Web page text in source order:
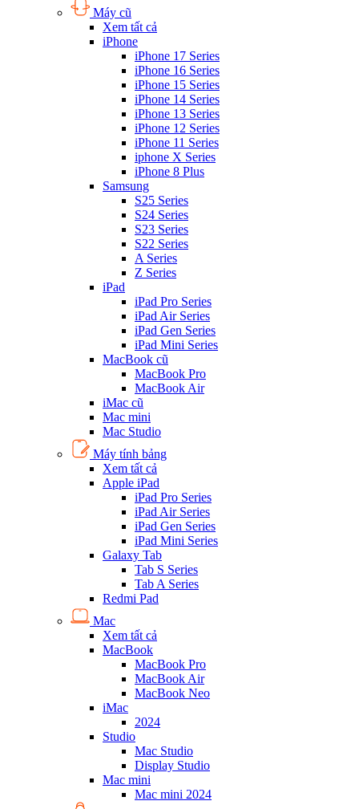
Máy cũ
Xem tất cả
iPhone
iPhone 17 Series
iPhone 16 Series
iPhone 15 Series
iPhone 14 Series
iPhone 13 Series
iPhone 12 Series
iPhone 11 Series
iphone X Series
iPhone 8 Plus
Samsung
S25 Series
S24 Series
S23 Series
S22 Series
A Series
Z Series
iPad
iPad Pro Series
iPad Air Series
iPad Gen Series
iPad Mini Series
MacBook cũ
MacBook Pro
MacBook Air
iMac cũ
Mac mini
Mac Studio
Máy tính bảng
Xem tất cả
Apple iPad
iPad Pro Series
iPad Air Series
iPad Gen Series
iPad Mini Series
Galaxy Tab
Tab S Series
Tab A Series
Redmi Pad
Mac
Xem tất cả
MacBook
MacBook Pro
MacBook Air
MacBook Neo
iMac
2024
Studio
Mac Studio
Display Studio
Mac mini
Mac mini 2024